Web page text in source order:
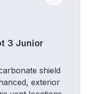
3 Junior
shield
exterior